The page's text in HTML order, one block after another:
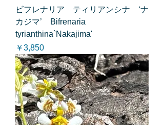
ビフレナリア ティリアンシナ ‘ナ
カジマ’ Bifrenaria
tyrianthina`Nakajima'
価格
￥3,850